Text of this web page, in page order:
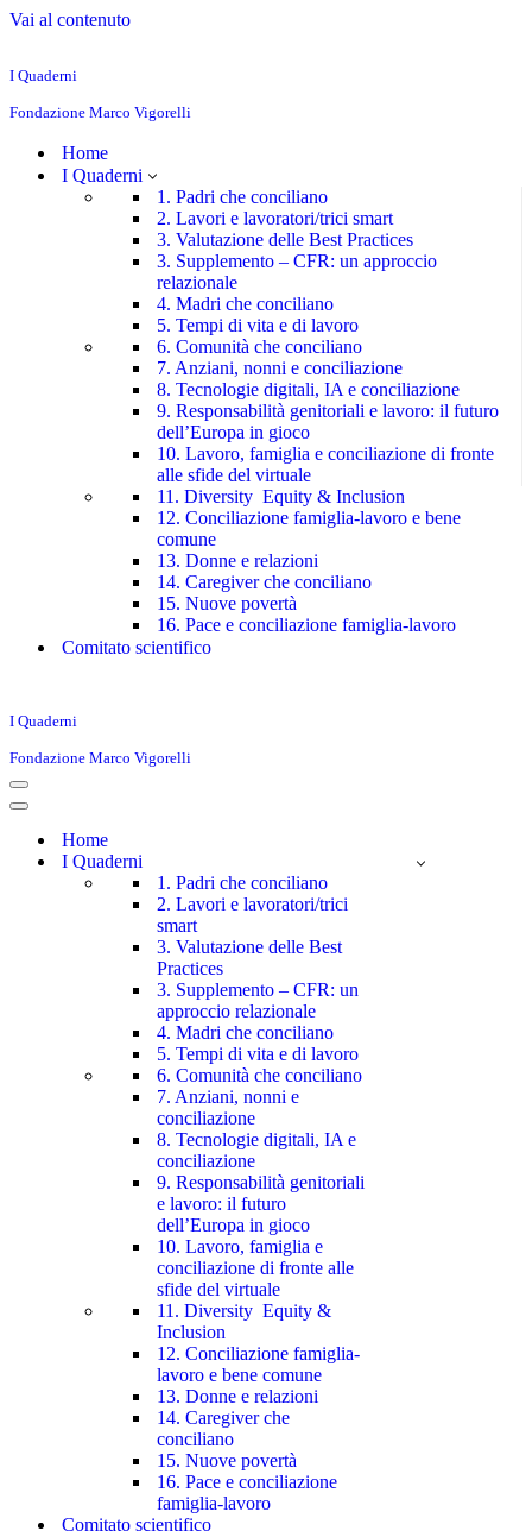
Vai al contenuto
I Quaderni
Fondazione Marco Vigorelli
Home
I Quaderni
1. Padri che conciliano
2. Lavori e lavoratori/trici smart
3. Valutazione delle Best Practices
3. Supplemento – CFR: un approccio
relazionale
4. Madri che conciliano
5. Tempi di vita e di lavoro
6. Comunità che conciliano
7. Anziani, nonni e conciliazione
8. Tecnologie digitali, IA e conciliazione
9. Responsabilità genitoriali e lavoro: il futuro
dell’Europa in gioco
10. Lavoro, famiglia e conciliazione di fronte
alle sfide del virtuale
11. Diversity Equity & Inclusion
12. Conciliazione famiglia-lavoro e bene
comune
13. Donne e relazioni
14. Caregiver che conciliano
15. Nuove povertà
16. Pace e conciliazione famiglia-lavoro
Comitato scientifico
I Quaderni
Fondazione Marco Vigorelli
Menu
di
Menu
navigazione
Home
I Quaderni
1. Padri che conciliano
2. Lavori e lavoratori/trici
smart
3. Valutazione delle Best
Practices
3. Supplemento – CFR: un
approccio relazionale
4. Madri che conciliano
5. Tempi di vita e di lavoro
6. Comunità che conciliano
7. Anziani, nonni e
conciliazione
8. Tecnologie digitali, IA e
conciliazione
9. Responsabilità genitoriali
e lavoro: il futuro
dell’Europa in gioco
10. Lavoro, famiglia e
conciliazione di fronte alle
sfide del virtuale
11. Diversity Equity &
Inclusion
12. Conciliazione famiglia-
lavoro e bene comune
13. Donne e relazioni
14. Caregiver che
conciliano
15. Nuove povertà
16. Pace e conciliazione
famiglia-lavoro
Comitato scientifico